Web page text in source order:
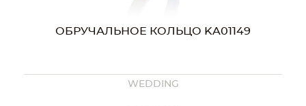
ОБРУЧАЛЬНОЕ КОЛЬЦО KA01149
WEDDING